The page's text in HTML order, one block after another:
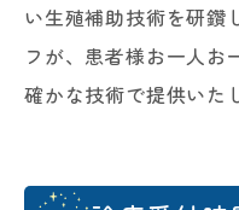
い生殖補助技術を研鑽
フが、患者様お一人お
確かな技術で提供いた